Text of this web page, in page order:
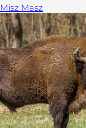
Misz Masz